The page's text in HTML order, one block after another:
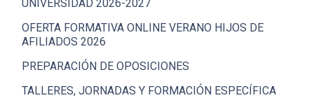
UNIVERSIDAD 2026-2027
OFERTA FORMATIVA ONLINE VERANO HIJOS DE
AFILIADOS 2026
PREPARACIÓN DE OPOSICIONES
TALLERES, JORNADAS Y FORMACIÓN ESPECÍFICA